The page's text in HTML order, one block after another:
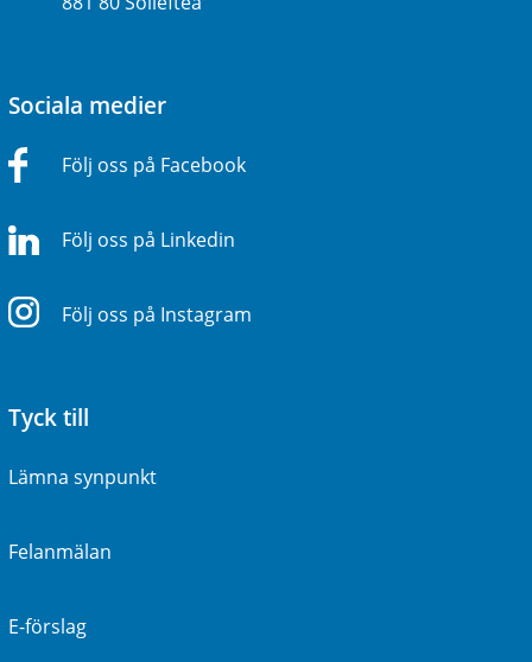
Sociala medier
Följ oss på Facebook
Följ oss på Linkedin
Följ oss på Instagram
Tyck till
Lämna synpunkt
Felanmälan
E-förslag